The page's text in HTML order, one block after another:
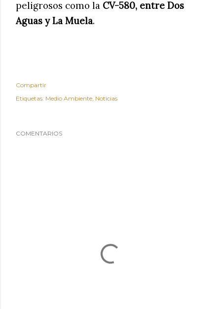
peligrosos como la CV-580, entre Dos
Aguas y La Muela.
Compartir
Etiquetas: Medio Ambiente Noticias
COMENTARIOS